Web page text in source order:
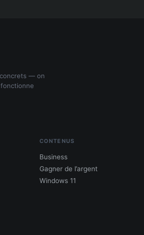
— on
CONTENUS
Business
Gagner de l’argent
Windows 11